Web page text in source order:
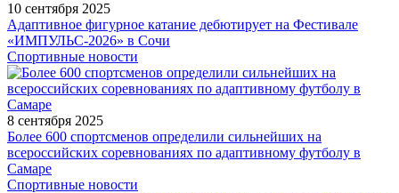
10 сентября 2025
Адаптивное фигурное катание дебютирует на Фестивале
«ИМПУЛЬС-2026» в Сочи
Спортивные новости
8 сентября 2025
Более 600 спортсменов определили сильнейших на
всероссийских соревнованиях по адаптивному футболу в
Самаре
Спортивные новости